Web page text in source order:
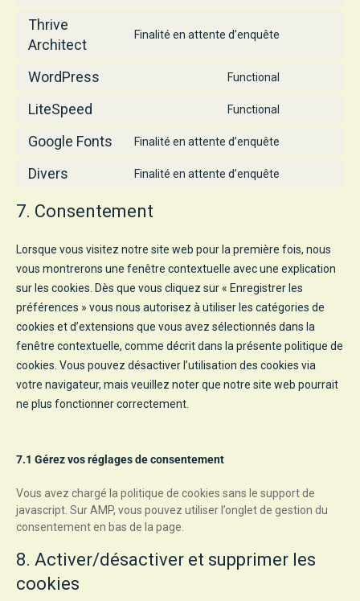
Thrive
Architect
Finalité en attente d’enquête
WordPress Functional
LiteSpeed Functional
Google Fonts Finalité en attente d’enquête
Divers Finalité en attente d’enquête
7. Consentement
Lorsque vous visitez notre site web pour la première fois, nous
vous montrerons une fenêtre contextuelle avec une explication
sur les cookies. Dès que vous cliquez sur « Enregistrer les
préférences » vous nous autorisez à utiliser les catégories de
cookies et d’extensions que vous avez sélectionnés dans la
fenêtre contextuelle, comme décrit dans la présente politique de
cookies. Vous pouvez désactiver l’utilisation des cookies via
votre navigateur, mais veuillez noter que notre site web pourrait
ne plus fonctionner correctement.
7.1 Gérez vos réglages de consentement
Vous avez chargé la politique de cookies sans le support de
javascript. Sur AMP, vous pouvez utiliser l’onglet de gestion du
consentement en bas de la page.
8. Activer/désactiver et supprimer les
cookies